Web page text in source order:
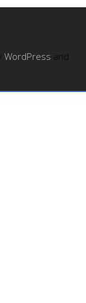
WordPress and